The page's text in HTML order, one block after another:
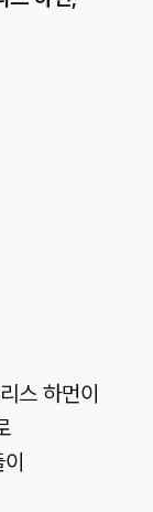
스 하먼이